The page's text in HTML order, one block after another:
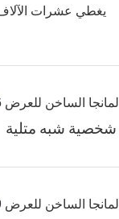
يغطي عشرات
شخصية شبه متلية